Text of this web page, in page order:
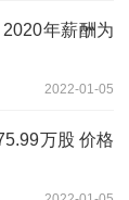
年薪酬为
2022-01-05
万股 价格